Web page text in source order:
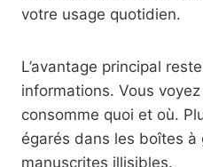
votre usage quotidien.
L’avantage principal
informations. Vous voyez
consomme quoi et où.
égarés dans les boîtes à
manuscrites illisibles.